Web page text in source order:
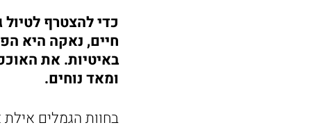
כדי להצטרף
חיים, נאקה היא
באיטיות. את
ומאד נוחים.
בחוות הגמלים אילת